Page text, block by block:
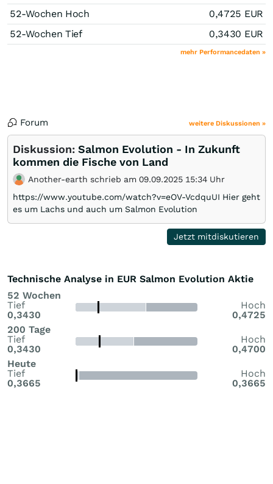
52-Wochen Hoch 0,4725 EUR
52-Wochen Tief
0,3430 EUR
mehr Performancedaten »
Forum weitere Diskussionen »
Diskussion: Salmon Evolution - In Zukunft
kommen die Fische von Land
Another-earth schrieb am 09.09.2025 15:34 Uhr
https://www.youtube.com/watch?v=eOV-VcdquUI Hier geht
es um Lachs und auch um Salmon Evolution
Jetzt mitdiskutieren
Technische Analyse in EUR Salmon Evolution Aktie
52 Wochen
Tief
0,3430
Hoch
0,4725
200 Tage
Tief
0,3430
Hoch
0,4700
Heute
Tief
0,3665
Hoch
0,3665